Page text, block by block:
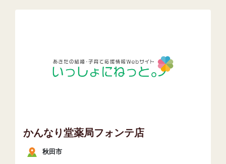
かんなり堂薬局フォンテ店
秋田市